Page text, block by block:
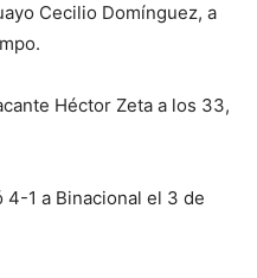
Cecilio Domínguez, a
Héctor Zeta a los 33,
4-1 a Binacional el 3 de